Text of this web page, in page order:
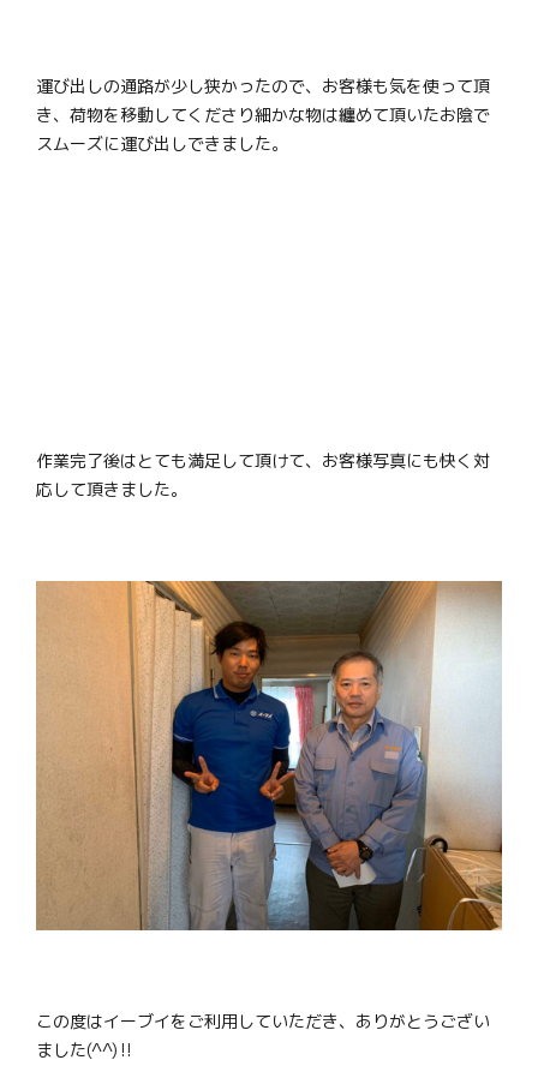
運び出しの通路が少し狭かったので、お客様も気を使って頂
き、荷物を移動してくださり細かな物は纏めて頂いたお陰で
スムーズに運び出しできました。
作業完了後はとても満足して頂けて、お客様写真にも快く対
応して頂きました。
この度はイーブイをご利用していただき、ありがとうござい
ました(^^)‼